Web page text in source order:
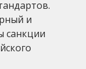
и
санкции